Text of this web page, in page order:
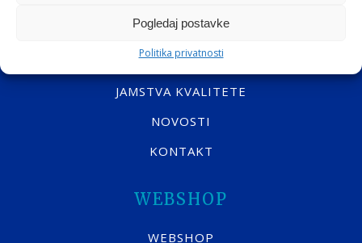
Pogledaj postavke
Politika privatnosti
PARTNERI
ZADOVOLJSTVO KUPACA
JAMSTVA KVALITETE
NOVOSTI
KONTAKT
WEBSHOP
WEBSHOP